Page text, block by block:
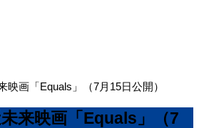
映画「Equals」（7月15日公開）
来映画「Equals」（7